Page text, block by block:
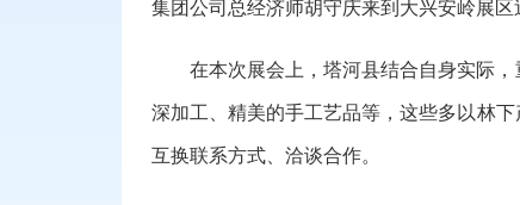
集团公司总经济师胡守庆来到大兴安岭展区
在本次展会上，塔河县结合自身实际
深加工、精美的手工艺品等，这些多以林
互换联系方式、洽谈合作。